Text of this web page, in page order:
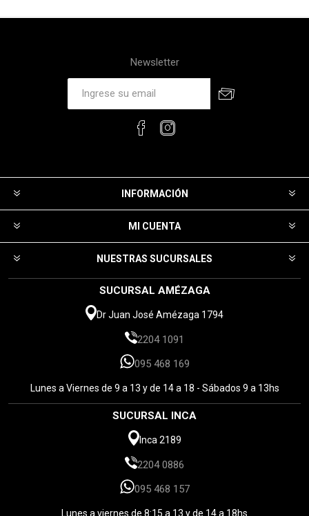
Newsletter
INFORMACIÓN
MI CUENTA
NUESTRAS SUCURSALES
SUCURSAL AMÉZAGA
Dr Juan José Amézaga 1794
2204 1091
095 468 169
Lunes a Viernes de 9 a 13 y de 14 a 18 - Sábados 9 a 13hs
SUCURSAL INCA
Inca 2189
2204 0886
095 468 157
Lunes a viernes de 8:15 a 13 y de 14 a 18hs